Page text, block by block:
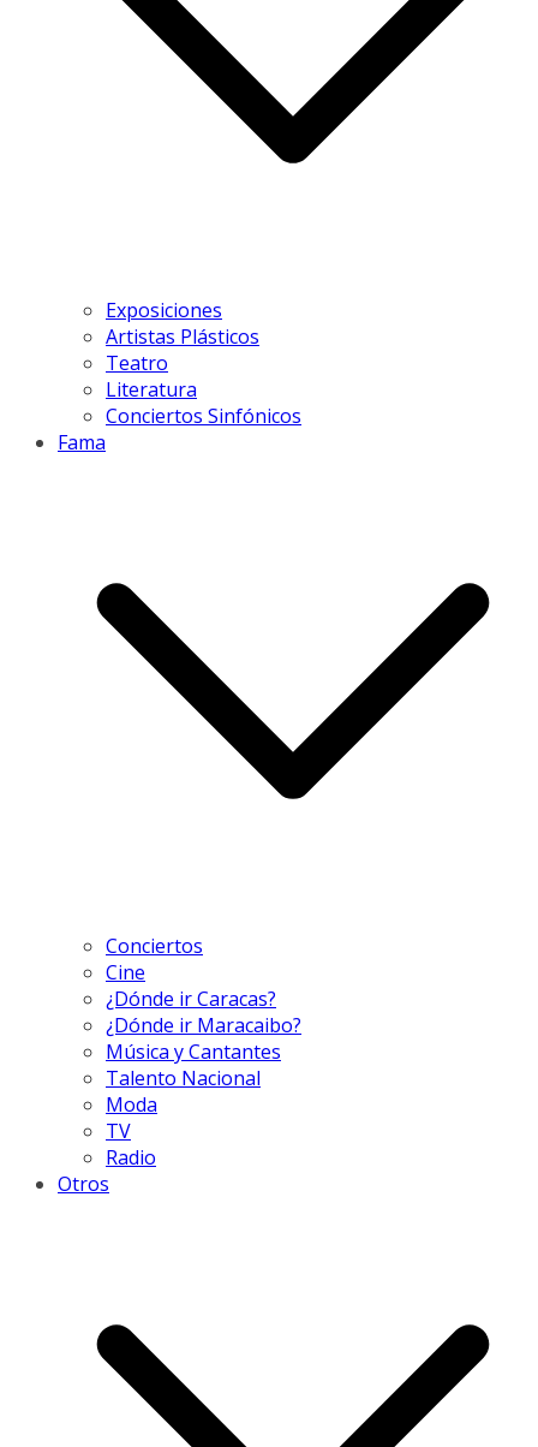
Exposiciones
Artistas Plásticos
Teatro
Literatura
Conciertos Sinfónicos
Fama
Conciertos
Cine
¿Dónde ir Caracas?
¿Dónde ir Maracaibo?
Música y Cantantes
Talento Nacional
Moda
TV
Radio
Otros